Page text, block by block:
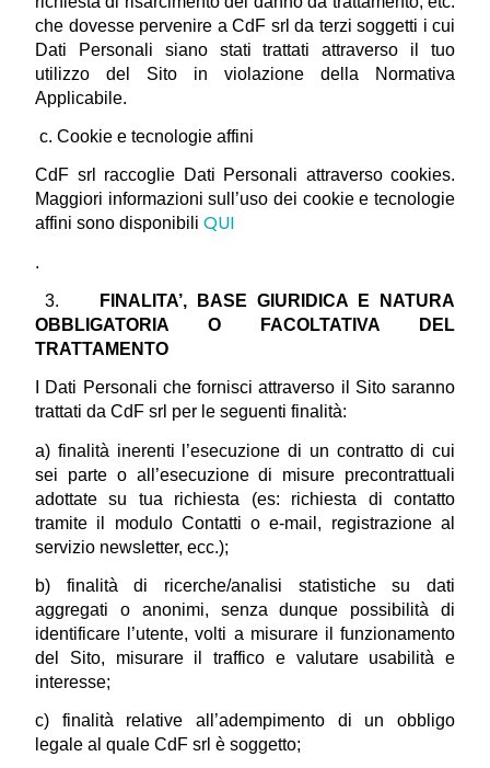
che dovesse pervenire a CdF srl da terzi soggetti i cui
Dati Personali siano stati trattati attraverso il tuo
utilizzo del Sito in violazione della Normativa
Applicabile.
c. Cookie e tecnologie affini
CdF srl raccoglie Dati Personali attraverso cookies.
Maggiori informazioni sull’uso dei cookie e tecnologie
affini sono disponibili QUI
.
3.
FINALITA’, BASE GIURIDICA E NATURA
OBBLIGATORIA O FACOLTATIVA DEL
TRATTAMENTO
I Dati Personali che fornisci attraverso il Sito saranno
trattati da CdF srl per le seguenti finalità:
a) finalità inerenti l’esecuzione di un contratto di cui
sei parte o all’esecuzione di misure precontrattuali
adottate su tua richiesta (es: richiesta di contatto
tramite il modulo Contatti o e-mail, registrazione al
servizio newsletter, ecc.);
b) finalità di ricerche/analisi statistiche su dati
aggregati o anonimi, senza dunque possibilità di
identificare l’utente, volti a misurare il funzionamento
del Sito, misurare il traffico e valutare usabilità e
interesse;
c) finalità relative all’adempimento di un obbligo
legale al quale CdF srl è soggetto;